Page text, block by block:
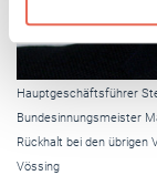
Weitere
Hauptgeschäftsführer
Bundesinnungsmeister
Rückhalt bei den übrigen
Vössing